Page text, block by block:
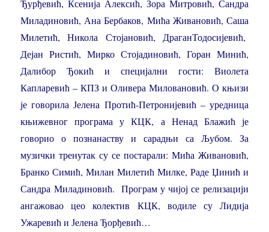
Ђурђевић, Ксенија Алексић, Зора Митровић, Сандра
Миладиновић, Ана Бербаков, Мића Живановић, Саша
Милетић, Никола Стојановић, ДраганТодосијевић,
Дејан Ристић, Мирко Стојадиновић, Горан Минић,
Далибор Ђокић и специјални гости: Виолета
Капларевић – КПЗ и Оливера Миловановић. О књизи
је говорила Јелена Протић-Петронијевић – уредница
књижевног програма у КЦК, а Ненад Блажић је
говорио о познанаству и сарадњи са Љубом. За
музички тренутак су се постарали: Мића Живановић,
Бранко Симић, Милан Милетић Милке, Раде Џинић и
Сандра Миладиновић. Програм у чијој се релизацији
ангажовао цео колектив КЦК, водиле су Лидија
Ужаревић и Јелена Ђорђевић…